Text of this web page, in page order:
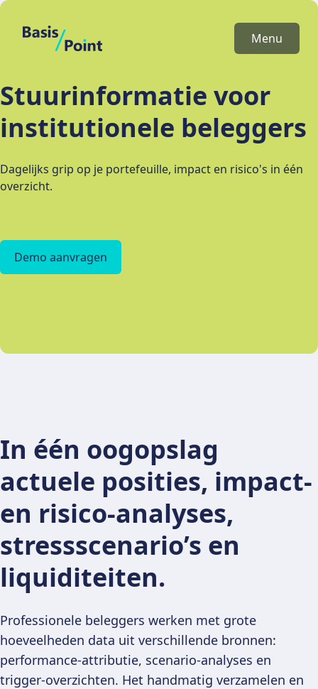
BasisPoint Menu
Stuurinformatie voor
institutionele beleggers
Dagelijks grip op je portefeuille, impact en risico's in één
overzicht.
Demo aanvragen
In één oogopslag
actuele posities, impact-
en risico-analyses,
stressscenario’s en
liquiditeiten.
Professionele beleggers werken met grote
hoeveelheden data uit verschillende bronnen:
performance-attributie, scenario-analyses en
trigger-overzichten. Het handmatig verzamelen en